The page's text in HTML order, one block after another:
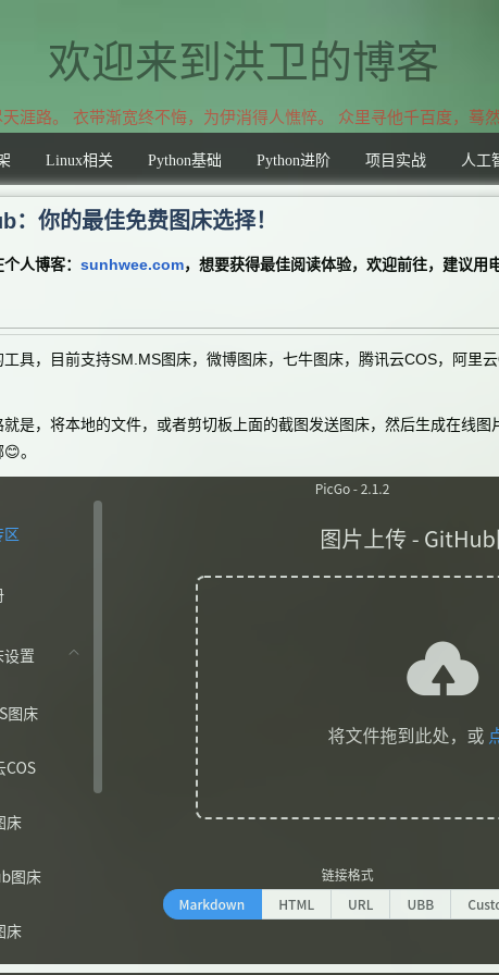
欢迎来到洪卫的博客
涯路。 衣带渐宽终不悔，为伊消得人憔悴。 众里寻他千百度，蓦
Linux相关 Python基础 Python进阶 项目实战 人工
你的最佳免费图床选择！
人博客： sunhwee.com，想要获得最佳阅读体验，欢迎前往，建议用
具，目前支持SM.MS图床，微博图床，七牛图床，腾讯云COS，阿里云
是，将本地的文件，或者剪切板上面的截图发送图床，然后生成在线图
。